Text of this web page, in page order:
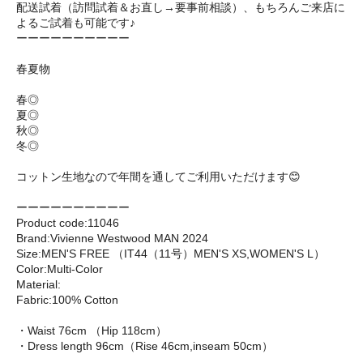
配送試着（訪問試着＆お直し→要事前相談）、もちろんご来店に
よるご試着も可能です♪
ーーーーーーーーーー
春夏物
春◎
夏◎
秋◎
冬◎
コットン生地なので年間を通してご利用いただけます😊
ーーーーーーーーーー
Product code:11046
Brand:Vivienne Westwood MAN 2024
Size:MEN'S FREE （IT44（11号）MEN'S XS,WOMEN'S L）
Color:Multi-Color
Material:
Fabric:100% Cotton
・Waist 76cm （Hip 118cm）
・Dress length 96cm（Rise 46cm,inseam 50cm）